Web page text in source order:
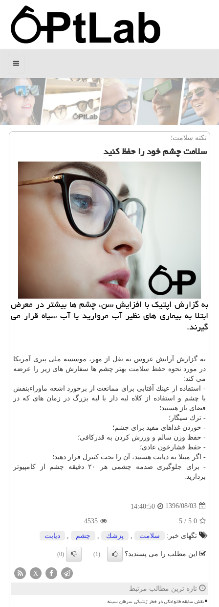
منو
نكته سلامت؛
سلامت چشم خود را حفظ كنید
به گزارش اپتیك با افزایش سن، چشم ها بیشتر در معرض
ابتلا به بیماری های نظیر آب مروارید یا آب سیاه قرار می
گیرند.
به گزارش آرایش عروس به نقل از مهر، موسسه ملی پیری آمریكا
در مورد نحوه حفظ سلامت بهتر چشم ها سفارش های زیر را عرضه
می كند:
- استفاده از عینك آفتابی برای ممانعت از برخورد اشعه ماوراءبنفش
با چشم و استفاده از كلاه لبه دار با لبه بزرگ در زمان های كه در
فضای باز هستید؛
- ترك سیگار؛
- خوردن غذاهای مفید برای چشم؛
- حفظ وزن سالم و ورزش كردن به قدركافی؛
- حفظ فشارخون عادی؛
- اگر مبتلا به دیابت هستید، آن را تحت كنترل قرار دهید؛
- برای جلوگیری صدمه چشمی هر ۲۰ دقیقه چشم از كامپیوتر
بردارید.
1396/08/03
14:40:50
5.0
/
5
4535
تگهای خبر:
سلامت پزشك چشم دیابت
این مطلب را می پسندید؟ (1)
(0)
X
تازه ترین مطالب مرتبط
نقش سابقه خانوادگی در خطر ژنتیکی سرطان سینه